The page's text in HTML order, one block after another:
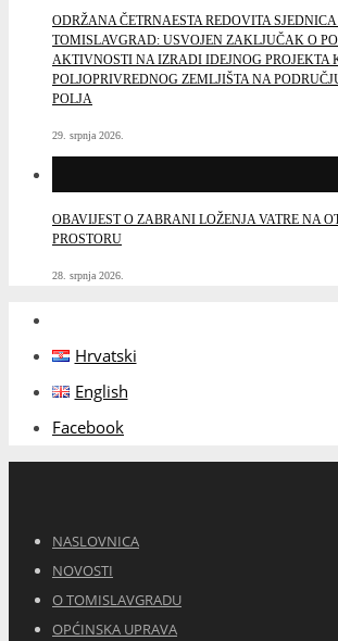
ODRŽANA ČETRNAESTA REDOVITA
TOMISLAVGRAD: USVOJEN ZAKLJUČAK O
AKTIVNOSTI NA IZRADI IDEJNOG PROJEKTA
POLJOPRIVREDNOG ZEMLJIŠTA NA
POLJA
29. srpnja 2026.
OBAVIJEST O ZABRANI LOŽENJA VATRE NA
PROSTORU
28. srpnja 2026.
Hrvatski
English
Facebook
NASLOVNICA
NOVOSTI
O TOMISLAVGRADU
OPĆINSKA UPRAVA